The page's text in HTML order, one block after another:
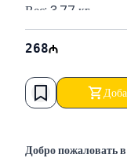
Вес: 3.77 кг
P/N: 65P56AA
Гарантия: 12
268
Добро